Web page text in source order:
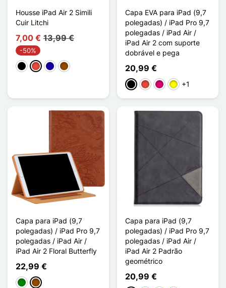
Housse iPad Air 2 Simili
Cuir Litchi
7,00 € 13,99 €
-50%
PretoVermelhoAzul Escuro
Castanho
Capa EVA para iPad (9,7
polegadas) / iPad Pro 9,7
polegadas / iPad Air /
iPad Air 2 com suporte
dobrável e pega
20,99 €
PretoVermelho
Magenta
Amarelo
+1
Capa para iPad (9,7
polegadas) / iPad Pro 9,7
polegadas / iPad Air /
iPad Air 2 Floral Butterfly
22,99 €
VerdeCastanho
Capa para iPad (9,7
polegadas) / iPad Pro 9,7
polegadas / iPad Air /
iPad Air 2 Padrão
geométrico
20,99 €